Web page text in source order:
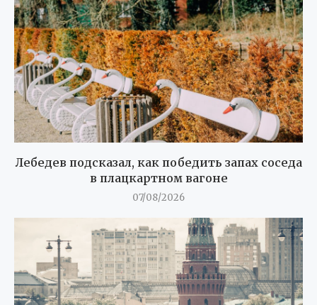
Лебедев подсказал, как победить запах соседа
в плацкартном вагоне
07/08/2026